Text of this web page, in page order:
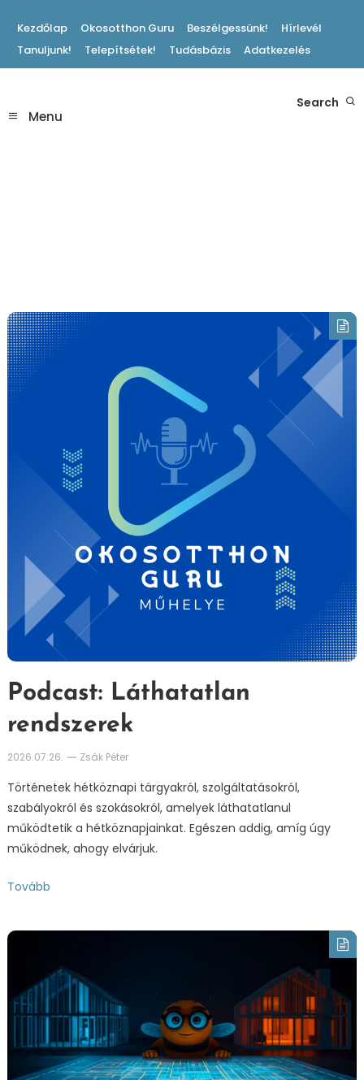
Content
Kezdőlap Okosotthon Guru Beszélgessünk!
Hírlevél
Tanuljunk!
Telepítsétek! Tudásbázis Adatkezelés
Okosotthon Blog
Menu
Search
Podcast: Láthatatlan
rendszerek
2026.07.26. Zsák Péter
Történetek hétköznapi tárgyakról, szolgáltatásokról,
szabályokról és szokásokról, amelyek láthatatlanul
működtetik a hétköznapjainkat. Egészen addig, amíg úgy
működnek, ahogy elvárjuk.
Tovább